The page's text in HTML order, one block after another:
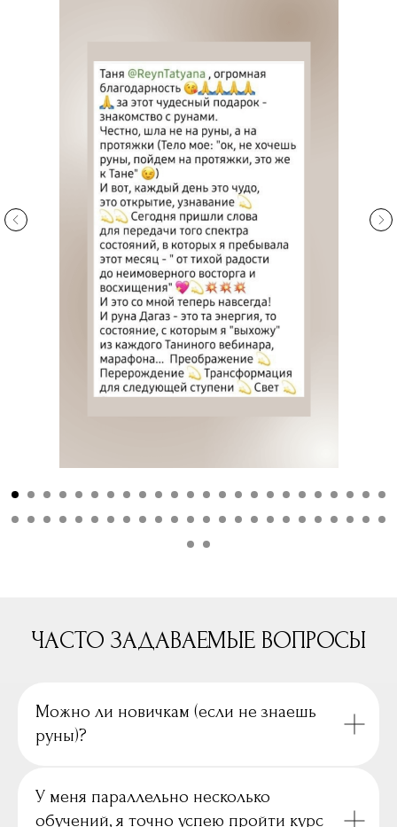
ЧАСТО ЗАДАВАЕМЫЕ ВОПРОСЫ
Можно ли новичкам (если не знаешь
руны)?
У меня параллельно несколько
обучений, я точно успею пройти курс